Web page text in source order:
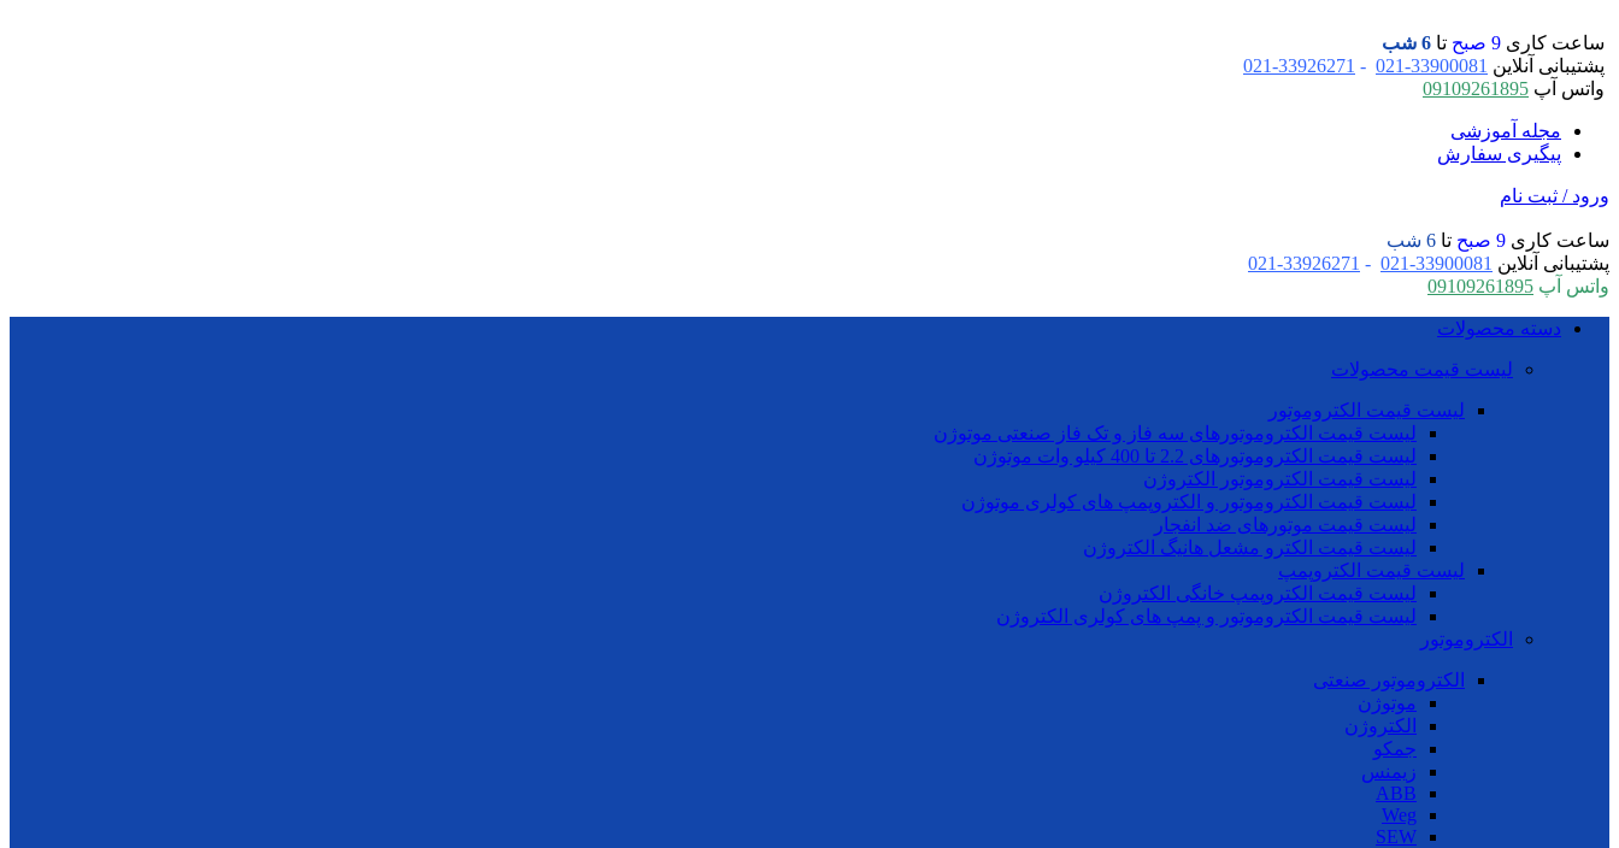
ساعت کاری 9 صبح تا 6 شب
پشتیبانی آنلاین 33900081-021
-
33926271-021
واتس آپ 09109261895
مجله آموزشی
پیگیری سفارش
ورود / ثبت نام
ساعت کاری 9 صبح تا 6 شب
پشتیبانی آنلاین 33900081-021
-
33926271-021
واتس آپ 09109261895
دسته محصولات
لیست قیمت محصولات
لیست قیمت الکتروموتور
لیست قیمت الکتروموتورهای سه فاز و تک فاز صنعتی موتوژن
لیست قیمت الکتروموتورهای 2.2 تا 400 کیلو وات موتوژن
لیست قیمت الکتروموتور الکتروژن
لیست قیمت الکتروموتور و الکتروپمپ های کولری موتوژن
لیست قیمت موتورهای ضد انفجار
لیست قیمت الکترو مشعل هانیگ الکتروژن
لیست قیمت الکتروپمپ
لیست قیمت الکتروپمپ خانگی الکتروژن
لیست قیمت الکتروموتور و پمپ های کولری الکتروژن
الکتروموتور
الکتروموتور صنعتی
موتوژن
الکتروژن
جمکو
زیمنس
ABB
Weg
SEW